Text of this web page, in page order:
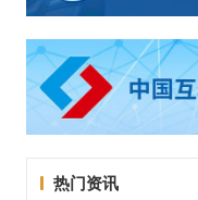
热门资讯